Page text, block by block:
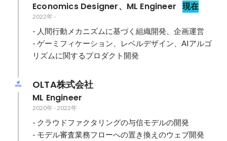
Economics Designer、ML Engineer 現在
2022年-
- 人間行動メカニズムに基づく組織開発、企画運営
- ゲーミフィケーション、レベルデザイン、AIアルゴ
リズムに関するプロダクト開発
OLTA株式会社
ML Engineer
2020年-2022年
- クラウドファクタリングの与信モデルの開発
- モデル審査業務フローへの置き換えのウェブ開発